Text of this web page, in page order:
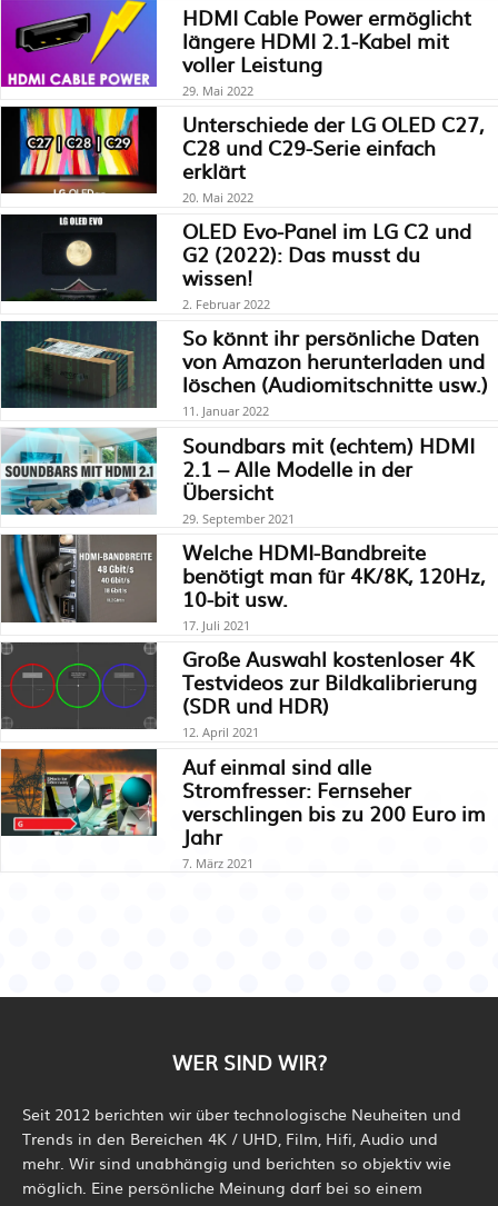
HDMI Cable Power ermöglicht
längere HDMI 2.1-Kabel mit
voller Leistung
29. Mai 2022
Unterschiede der LG OLED C27,
C28 und C29-Serie einfach
erklärt
20. Mai 2022
OLED Evo-Panel im LG C2 und
G2 (2022): Das musst du
wissen!
2. Februar 2022
So könnt ihr persönliche Daten
von Amazon herunterladen und
löschen (Audiomitschnitte usw.)
11. Januar 2022
Soundbars mit (echtem) HDMI
2.1 – Alle Modelle in der
Übersicht
29. September 2021
Welche HDMI-Bandbreite
benötigt man für 4K/8K, 120Hz,
10-bit usw.
17. Juli 2021
Große Auswahl kostenloser 4K
Testvideos zur Bildkalibrierung
(SDR und HDR)
12. April 2021
Auf einmal sind alle
Stromfresser: Fernseher
verschlingen bis zu 200 Euro im
Jahr
7. März 2021
WER SIND WIR?
Seit 2012 berichten wir über technologische Neuheiten und
Trends in den Bereichen 4K / UHD, Film, Hifi, Audio und
mehr. Wir sind unabhängig und berichten so objektiv wie
möglich. Eine persönliche Meinung darf bei so einem